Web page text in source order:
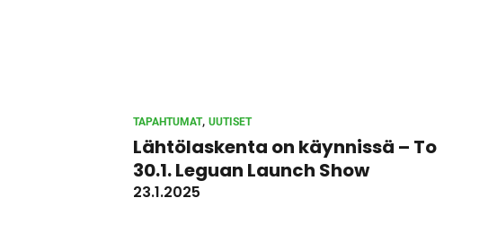
TAPAHTUMAT, UUTISET
Lähtölaskenta on käynnissä – To
30.1. Leguan Launch Show
23.1.2025